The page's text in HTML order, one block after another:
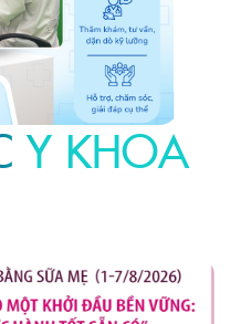
Y KHOA